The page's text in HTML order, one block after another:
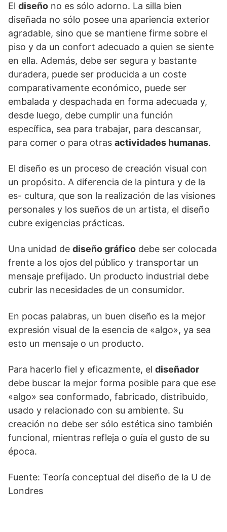
El diseño no es sólo adorno. La silla bien
diseñada no sólo posee una apariencia exterior
agradable, sino que se mantiene firme sobre el
piso y da un confort adecuado a quien se siente
en ella. Además, debe ser segura y bastante
duradera, puede ser producida a un coste
comparativamente económico, puede ser
embalada y despachada en forma adecuada y,
desde luego, debe cumplir una función
específica, sea para trabajar, para descansar,
para comer o para otras actividades humanas.
El diseño es un proceso de creación visual con
un propósito. A diferencia de la pintura y de la
es- cultura, que son la realización de las visiones
personales y los sueños de un artista, el diseño
cubre exigencias prácticas.
Una unidad de diseño gráfico debe ser colocada
frente a los ojos del público y transportar un
mensaje prefijado. Un producto industrial debe
cubrir las necesidades de un consumidor.
En pocas palabras, un buen diseño es la mejor
expresión visual de la esencia de «algo», ya sea
esto un mensaje o un producto.
Para hacerlo fiel y eficazmente, el diseñador
debe buscar la mejor forma posible para que ese
«algo» sea conformado, fabricado, distribuido,
usado y relacionado con su ambiente. Su
creación no debe ser sólo estética sino también
funcional, mientras refleja o guía el gusto de su
época.
Fuente: Teoría conceptual del diseño de la U de
Londres